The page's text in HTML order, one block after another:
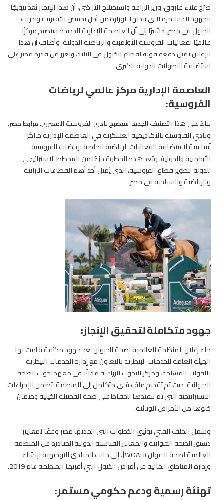
صرّح علاء فاروق، وزير الزراعة واستصلاح الأراضي، أن هذا الإنجاز يُعد تتويجًا
للجهود المستمرة التي تبذلها الوزارة من أجل تحسين بيئة تربية وتدريب
الخيول في مصر، مشيرًا إلى أن العاصمة الإدارية الجديدة ستصبح مركزًا
عالميًا لفعاليات الفروسية الأولمبية والرياضية الدولية. وأضاف أن هذا
الإعلان يمثل دفعة قوية لقطاع الخيول في البلاد، ويعزز من قدرة مصر على
استضافة البطولات الدولية الكبرى.
العاصمة الإدارية مركز عالمي لرياضات
الفروسية:
بناءً على هذا التصنيف الجديد، سيصبح نادي الفروسية المصري، مرابط مصر،
ونادي الفروسية بالأكاديمية العسكرية في العاصمة الإدارية مراكز
أساسية لاستضافة الفعاليات الرياضية الخاصة برياضاتالفروسية
الأولمبية والدولية. وتعد هذه الخطوة جزءًا من المخطط الاستراتيجي
للدولة لتطوير قطاع الفروسية، الذي يُمثل أحد أهم القطاعات التراثية
والرياضية والسياحية في مصر.
جهود متكاملة لتحقيق الإنجاز:
جاء إعلان المنظمة العالمية لصحة الحيوان بعد جهود مكثفة قامت بها
الهيئة العامة للخدمات البيطرية بالتعاون مع إدارة الخدمات البيطرية
بالقوات المسلحة، ومركز البحوث الزراعية ممثلًا في معهد بحوث الصحة
الحيوانية. حيث تم تقديم ملف فني متكامل إلى المنظمة يتضمن الإجراءات
الاستراتيجية التي تم تنفيذها للحفاظ على صحة الفصيلة الخيلية وضمان
خلوها من الأمراض الوبائية.
وشمل الملف الفني توثيق الخطوات التي اتخذتها مصر وفقًا لمعايير
دستور الصحة الحيوانية والمعايير القياسية الدولية الصادرة عن المنظمة
العالمية لصحة الحيوان (WOAH
)، إلى جانب المبادئ التوجيهية لإنشاء
وإدارة المناطق الخالية من أمراضالخيولالتي أقرتها المنظمة عام 2019.
تهنئة رسمية ودعم حكومي مستمر: